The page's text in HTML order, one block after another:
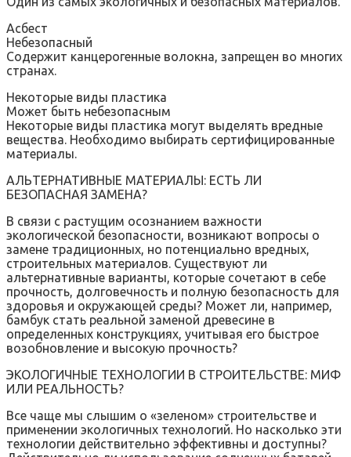
Асбест
Небезопасный
Содержит канцерогенные волокна, запрещен во многих
странах.
Некоторые виды пластика
Может быть небезопасным
Некоторые виды пластика могут выделять вредные
вещества. Необходимо выбирать сертифицированные
материалы.
АЛЬТЕРНАТИВНЫЕ МАТЕРИАЛЫ: ЕСТЬ ЛИ
БЕЗОПАСНАЯ ЗАМЕНА?
В связи с растущим осознанием важности
экологической безопасности, возникают вопросы о
замене традиционных, но потенциально вредных,
строительных материалов. Существуют ли
альтернативные варианты, которые сочетают в себе
прочность, долговечность и полную безопасность для
здоровья и окружающей среды? Может ли, например,
бамбук стать реальной заменой древесине в
определенных конструкциях, учитывая его быстрое
возобновление и высокую прочность?
ЭКОЛОГИЧНЫЕ ТЕХНОЛОГИИ В СТРОИТЕЛЬСТВЕ: МИФ
ИЛИ РЕАЛЬНОСТЬ?
Все чаще мы слышим о «зеленом» строительстве и
применении экологичных технологий. Но насколько эти
технологии действительно эффективны и доступны?